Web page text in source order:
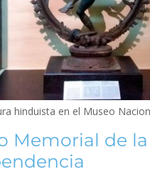
hinduista en el Museo
Memorial de la